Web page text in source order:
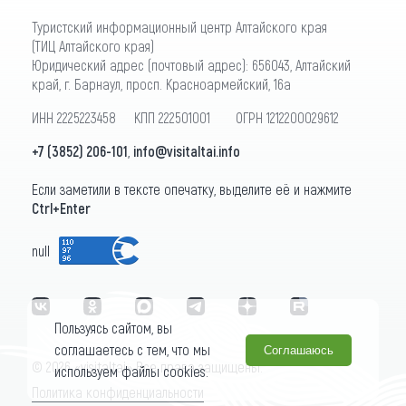
Туристский информационный центр Алтайского края
(ТИЦ Алтайского края)
Юридический адрес (почтовый адрес): 656043, Алтайский
край, г. Барнаул, просп. Красноармейский, 16а
ИНН 2225223458 КПП 222501001 ОГРН 1212200029612
+7 (3852) 206-101 info@visitaltai.info
Если заметили в тексте опечатку, выделите её и нажмите
Ctrl+Enter
null
© 2026 «visitaltai» Все права защищены.
Политика конфиденциальности
Пользуясь сайтом, вы
соглашаетесь с тем, что мы
используем файлы cookies.
Соглашаюсь